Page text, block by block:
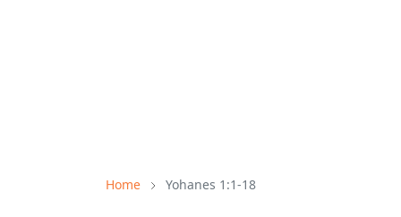
Home Yohanes 1:1-18